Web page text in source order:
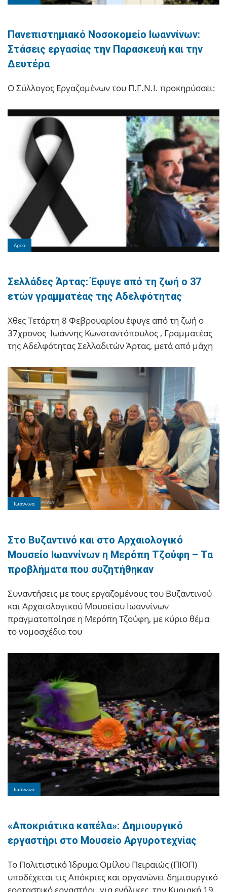
Πανεπιστημιακό Νοσοκομείο Ιωαννίνων:
Στάσεις εργασίας την Παρασκευή και την
Δευτέρα
Ο Σύλλογος Εργαζομένων του Π.Γ.Ν.Ι. προκηρύσσει:
Άρτα
Σελλάδες Άρτας: Έφυγε από τη ζωή ο 37
ετών γραμματέας της Αδελφότητας
Χθες Τετάρτη 8 Φεβρουαρίου έφυγε από τη ζωή ο
37χρονος Ιωάννης Κωνσταντόπουλος , Γραμματέας
της Αδελφότητας Σελλαδιτών Άρτας, μετά από μάχη
Ιωάννινα
Στο Βυζαντινό και στο Αρχαιολογικό
Μουσείο Ιωαννίνων η Μερόπη Τζούφη – Τα
προβλήματα που συζητήθηκαν
Συναντήσεις με τους εργαζομένους του Βυζαντινού
και Αρχαιολογικού Μουσείου Ιωαννίνων
πραγματοποίησε η Μερόπη Τζούφη, με κύριο θέμα
το νομοσχέδιο του
Ιωάννινα
«Αποκριάτικα καπέλα»: Δημιουργικό
εργαστήρι στο Μουσείο Αργυροτεχνίας
Το Πολιτιστικό Ίδρυμα Ομίλου Πειραιώς (ΠΙΟΠ)
υποδέχεται τις Απόκριες και οργανώνει δημιουργικό